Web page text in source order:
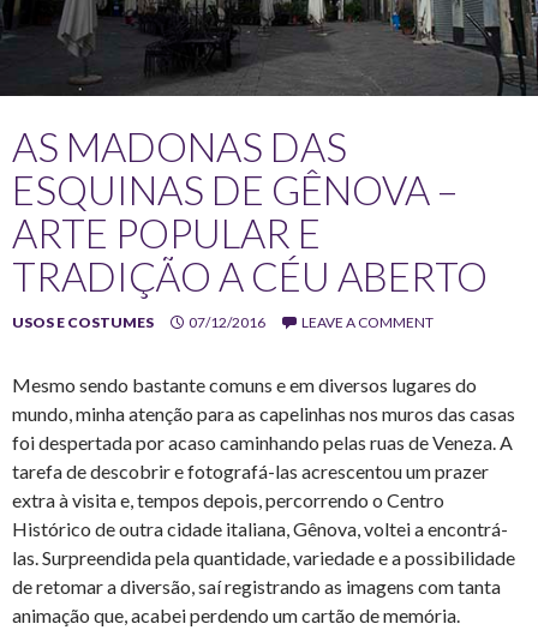
AS MADONAS DAS
ESQUINAS DE GÊNOVA –
ARTE POPULAR E
TRADIÇÃO A CÉU ABERTO
USOS E COSTUMES 07/12/2016 LEAVE A COMMENT
Mesmo sendo bastante comuns e em diversos lugares do
mundo, minha atenção para as capelinhas nos muros das casas
foi despertada por acaso caminhando pelas ruas de Veneza. A
tarefa de descobrir e fotografá-las acrescentou um prazer
extra à visita e, tempos depois, percorrendo o Centro
Histórico de outra cidade italiana, Gênova, voltei a encontrá-
las. Surpreendida pela quantidade, variedade e a possibilidade
de retomar a diversão, saí registrando as imagens com tanta
animação que, acabei perdendo um cartão de memória.